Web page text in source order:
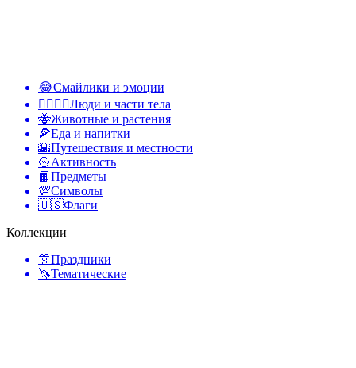
😂Смайлики и эмоции
👩‍❤️‍💋‍👨Люди и части тела
🐝Животные и растения
🍕Еда и напитки
🌇Путешествия и местности
🥎Активность
📙Предметы
💯Символы
🇺🇸Флаги
Коллекции
🎊Праздники
🦄Тематические